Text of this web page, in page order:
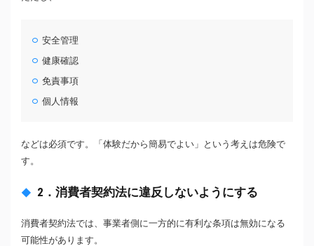
安全管理
健康確認
免責事項
個人情報
などは必須です。「体験だから簡易でよい」という考えは危険で
す。
2．消費者契約法に違反しないようにする
消費者契約法では、事業者側に一方的に有利な条項は無効になる
可能性があります。